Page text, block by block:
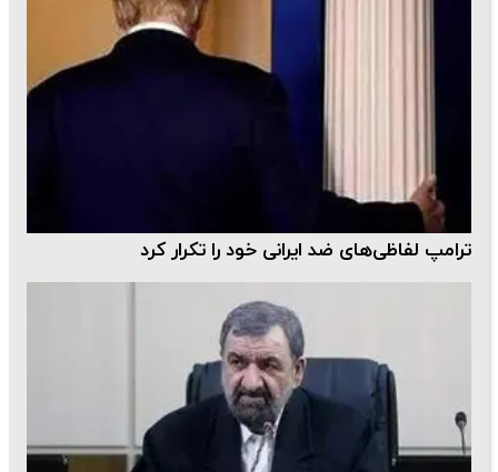
ترامپ لفاظی‌های ضد ایرانی خود را تکرار کرد